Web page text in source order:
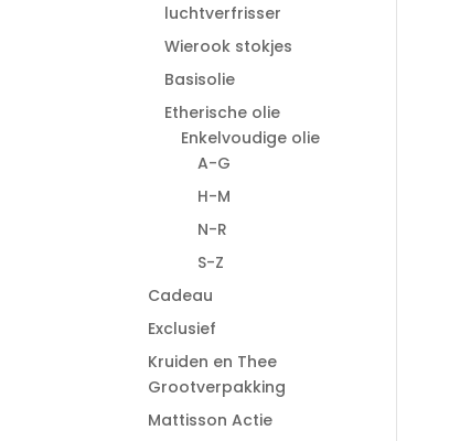
luchtverfrisser
Wierook stokjes
Basisolie
Etherische olie
Enkelvoudige olie
A-G
H-M
N-R
S-Z
Cadeau
Exclusief
Kruiden en Thee
Grootverpakking
Mattisson Actie